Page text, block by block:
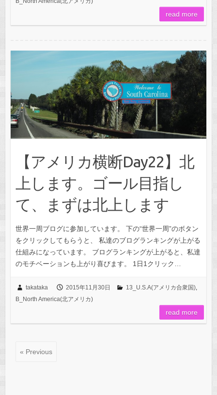
read more
【アメリカ横断Day22】北
上します。ゴール目指し
て、まずは北上します
世界一周ブログに参加しています。 下の“世界一周”のボタン
をクリックしてもらうと、 私達のブログランキングが上がる
仕組みになっています。 ブログランキングが上がると、私達
のモチベーションも上がり喜びます。 1日1クリック…
takataka 2015年11月30日 13_U.S.A(アメリカ合衆国),
B_North America(北アメリカ)
read more
« Previous